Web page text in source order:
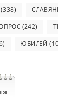
(338)
(242)
ЮБИЛЕЙ